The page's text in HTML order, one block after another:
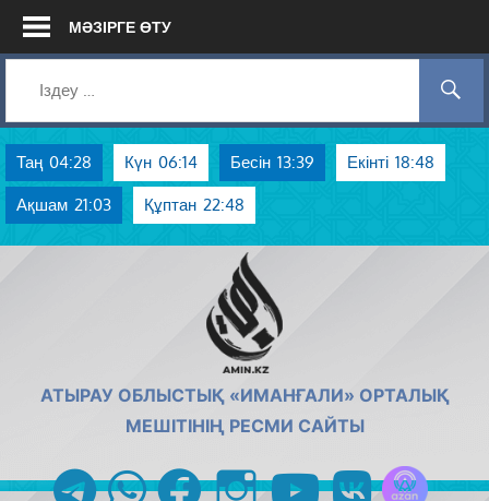
Skip
МӘЗІРГЕ ӨТУ
Таң 04:28 Күн 06:14 Бесін 13:39 Екінті 18:48
Ақшам 21:03 Құптан 22:48
АТЫРАУ ОБЛЫСТЫҚ «ИМАНҒАЛИ» ОРТАЛЫҚ
МЕШІТІНІҢ РЕСМИ САЙТЫ
telegramwhatsappfacebookinstagramyoutubevk